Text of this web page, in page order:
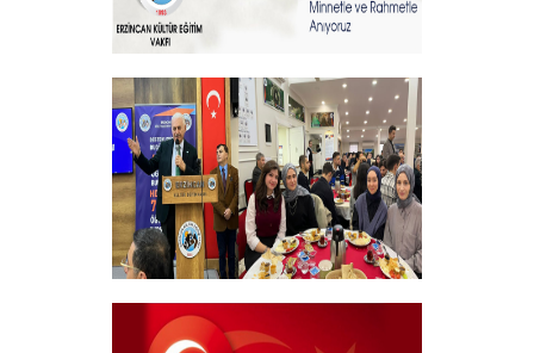
Sehitlerimizi Rahmetle Anıyoruz
+
Geleneksel Bursiyer öğrencilerimizle
kahvaltı Programı